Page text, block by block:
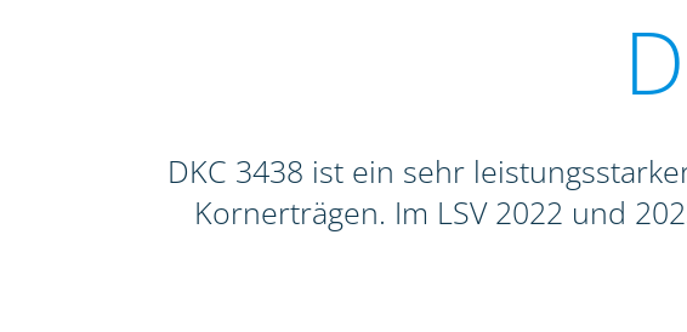
DKC 3438 ist ein sehr
Kornerträgen. Im LSV 2022 und